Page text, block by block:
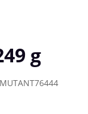
g
MUTANT76444